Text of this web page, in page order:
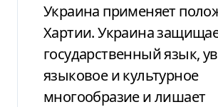
Украина применяет
Хартии. Украина
государственный язык,
языковое и культурное
многообразие и лишает